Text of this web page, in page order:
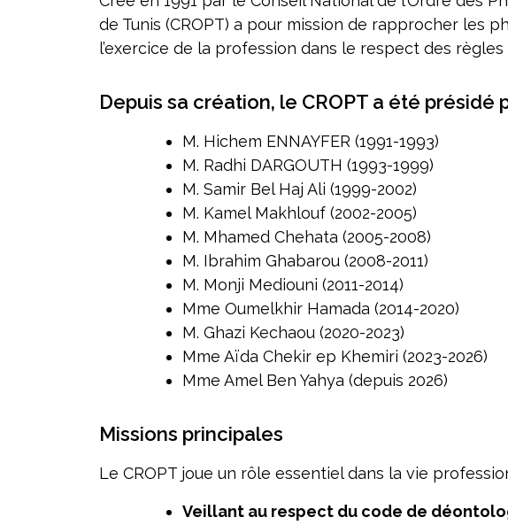
de Tunis (CROPT) a pour mission de rapprocher les
l’exercice de la profession dans le respect des règles
Depuis sa création, le CROPT a été présidé
M. Hichem ENNAYFER (1991-1993)
M. Radhi DARGOUTH (1993-1999)
M. Samir Bel Haj Ali (1999-2002)
M. Kamel Makhlouf (2002-2005)
M. Mhamed Chehata (2005-2008)
M. Ibrahim Ghabarou (2008-2011)
M. Monji Mediouni (2011-2014)
Mme Oumelkhir Hamada (2014-2020)
M. Ghazi Kechaou (2020-2023)
Mme Aïda Chekir ep Khemiri (2023-2026)
Mme Amel Ben Yahya (depuis 2026)
Missions principales
Le CROPT joue un rôle essentiel dans la vie
Veillant au respect du code de